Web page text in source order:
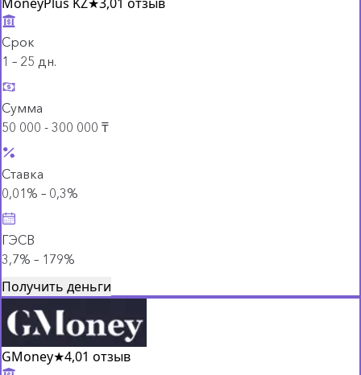
Срок
1 – 25 дн.
Сумма
50 000 - 300 000 ₸
Ставка
0,01% – 0,3%
ГЭСВ
3,7% – 179%
Получить деньги
GMoney★4,01 отзыв